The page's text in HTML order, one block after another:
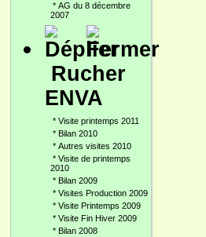
* AG du 8 décembre
2007
Rucher
ENVA
* Visite printemps 2011
* Bilan 2010
* Autres visites 2010
* Visite de printemps
2010
* Bilan 2009
* Visites Production 2009
* Visite Printemps 2009
* Visite Fin Hiver 2009
* Bilan 2008